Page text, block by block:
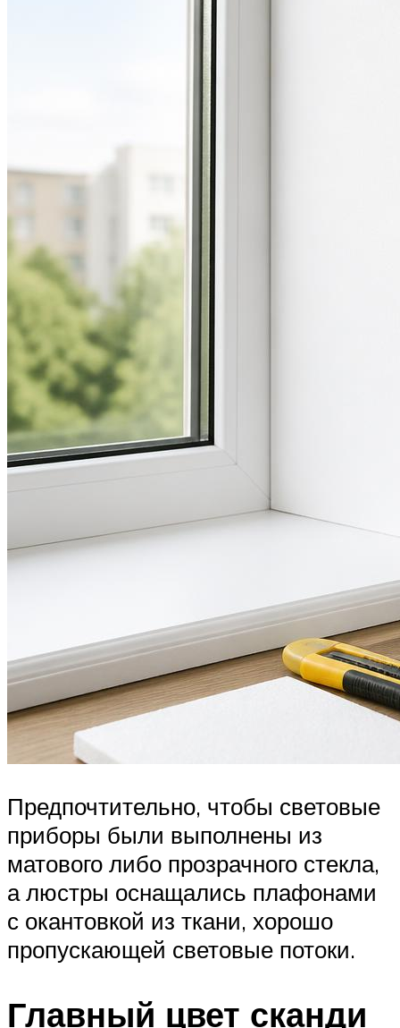
Предпочтительно, чтобы световые
приборы были выполнены из
матового либо прозрачного стекла,
а люстры оснащались плафонами
с окантовкой из ткани, хорошо
пропускающей световые потоки.
Главный цвет сканди